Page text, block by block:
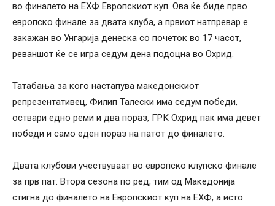
во финалето на ЕХФ Европскиот куп. Ова ќе биде прво
европско финале за двата клуба, а првиот натпревар е
закажан во Унгарија денеска со почеток во 17 часот,
реваншот ќе се игра седум дена подоцна во Охрид.
Татабања за кого настапува македонскиот
репрезентативец, Филип Талески има седум победи,
оствари едно реми и два пораз, ГРК Охрид пак има девет
победи и само еден пораз на патот до финалето.
Двата клубови учествуваат во европско клупско финале
за прв пат. Втора сезона по ред, тим од Македонија
стигна до финалето на Европскиот куп на ЕХФ, а исто